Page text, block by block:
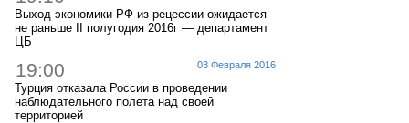
Выход экономики РФ из рецессии ожидается
не раньше II полугодия 2016г — департамент
ЦБ
03 Февраля 2016
19:00
Турция отказала России в проведении
наблюдательного полета над своей
территорией